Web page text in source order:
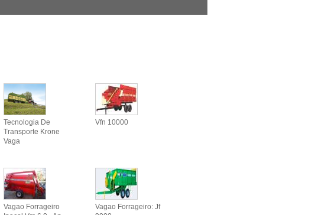
Tecnologia De
Transporte Krone
Vaga
Vfn 10000
Vagao Forrageiro
Vagao Forrageiro: Jf